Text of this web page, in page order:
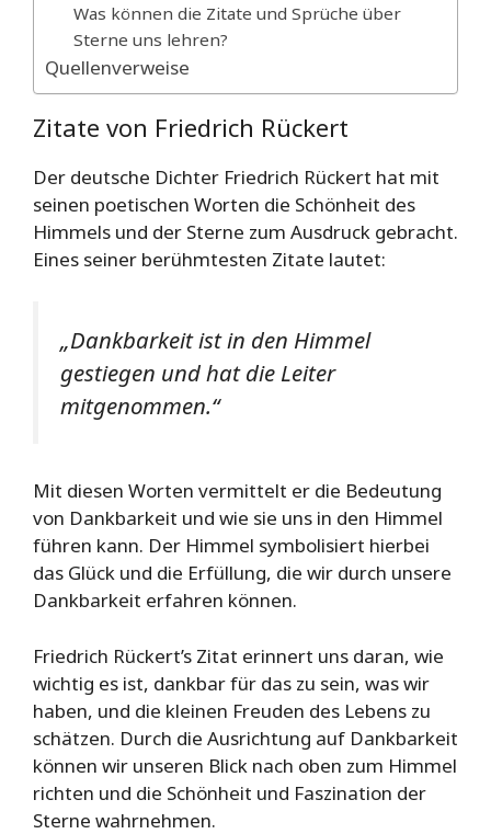
Was können die Zitate und Sprüche über
Sterne uns lehren?
Quellenverweise
Zitate von Friedrich Rückert
Der deutsche Dichter Friedrich Rückert hat mit
seinen poetischen Worten die Schönheit des
Himmels und der Sterne zum Ausdruck gebracht.
Eines seiner berühmtesten Zitate lautet:
„Dankbarkeit ist in den Himmel
gestiegen und hat die Leiter
mitgenommen.“
Mit diesen Worten vermittelt er die Bedeutung
von Dankbarkeit und wie sie uns in den Himmel
führen kann. Der Himmel symbolisiert hierbei
das Glück und die Erfüllung, die wir durch unsere
Dankbarkeit erfahren können.
Friedrich Rückert’s Zitat erinnert uns daran, wie
wichtig es ist, dankbar für das zu sein, was wir
haben, und die kleinen Freuden des Lebens zu
schätzen. Durch die Ausrichtung auf Dankbarkeit
können wir unseren Blick nach oben zum Himmel
richten und die Schönheit und Faszination der
Sterne wahrnehmen.